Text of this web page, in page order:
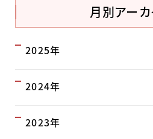
月別アー
2025年
2024年
2023年